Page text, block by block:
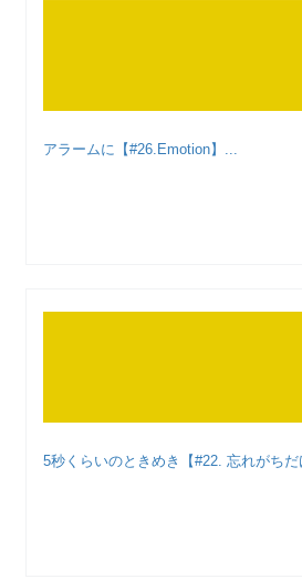
アラームに【#26.Emotion】...
5秒くらいのときめき【#22. 忘れがち